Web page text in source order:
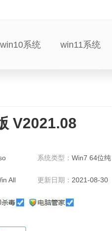
win10系统 win11系统
V2021.08
系统类型：Win7 64位纯
All 更新日期： 2021-08-30